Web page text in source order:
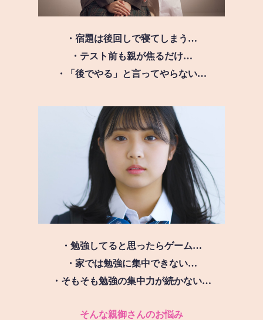
・宿題は後回しで寝てしまう…
・テスト前も親が焦るだけ…
・「後でやる」と言ってやらない…
・勉強してると思ったらゲーム…
・家では勉強に集中できない…
・そもそも勉強の集中力が続かない…
そんな親御さんのお悩み